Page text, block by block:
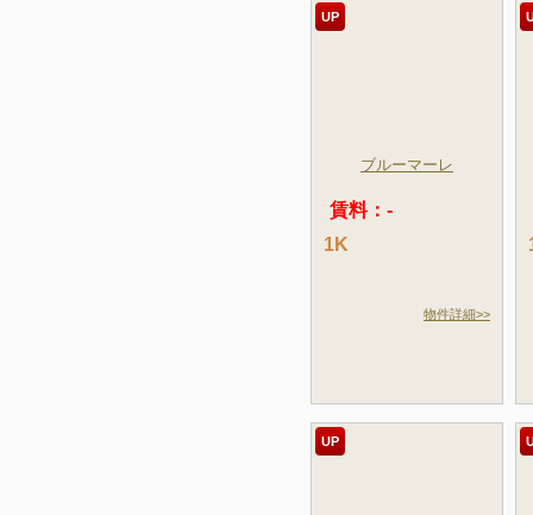
UP
ブルーマーレ
賃料：-
1K
物件詳細>>
UP